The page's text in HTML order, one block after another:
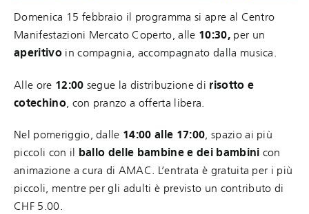
Domenica 15 febbraio il programma si apre al Centro
Manifestazioni Mercato Coperto, alle 10:30, per un
aperitivo in compagnia, accompagnato dalla musica.
Alle ore 12:00 segue la distribuzione di risotto e
cotechino, con pranzo a offerta libera.
Nel pomeriggio, dalle 14:00 alle 17:00, spazio ai più
piccoli con il ballo delle bambine e dei bambini con
animazione a cura di AMAC. L’entrata è gratuita per i più
piccoli, mentre per gli adulti è previsto un contributo di
CHF 5.00.